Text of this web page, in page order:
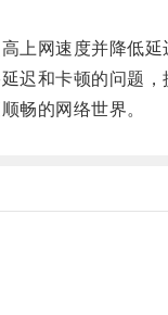
网速度并降低延
和卡顿的问题，
畅的网络世界。